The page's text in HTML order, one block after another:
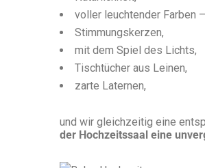
voller leuchtender Farben
Stimmungskerzen,
mit dem Spiel des Lichts,
Tischtücher aus Leinen,
zarte Laternen,
und wir gleichzeitig eine
der Hochzeitssaal eine